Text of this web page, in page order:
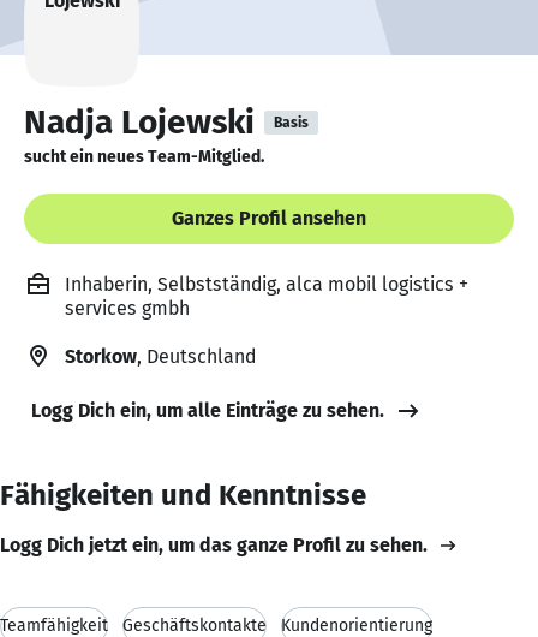
Nadja Lojewski Basis
sucht ein neues Team-Mitglied.
Ganzes Profil ansehen
Inhaberin, Selbstständig, alca mobil logistics +
services gmbh
Storkow, Deutschland
Logg Dich ein, um alle Einträge zu sehen.
Fähigkeiten und Kenntnisse
Logg Dich jetzt ein, um das ganze Profil zu sehen.
Teamfähigkeit Geschäftskontakte Kundenorientierung